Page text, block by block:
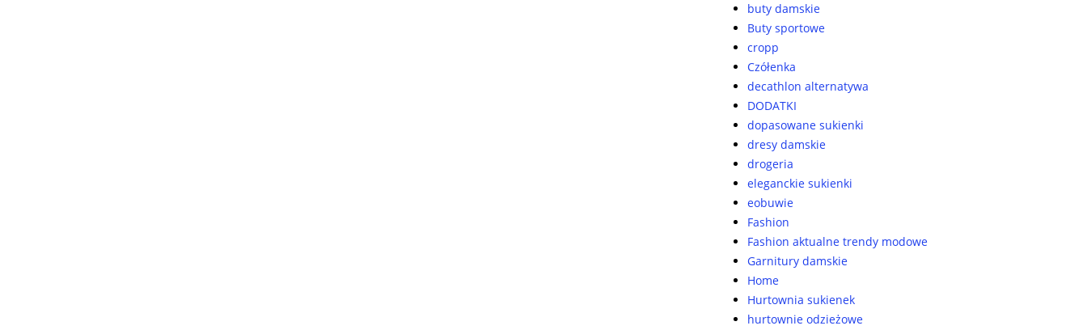
buty damskie
Buty sportowe
cropp
Czółenka
decathlon alternatywa
DODATKI
dopasowane sukienki
dresy damskie
drogeria
eleganckie sukienki
eobuwie
Fashion
Fashion aktualne trendy modowe
Garnitury damskie
Home
Hurtownia sukienek
hurtownie odzieżowe